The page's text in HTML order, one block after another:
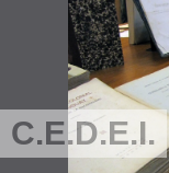
C.E.D.E.I.